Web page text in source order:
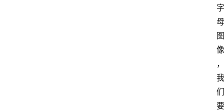
字
母
图
像
，
我
们
要